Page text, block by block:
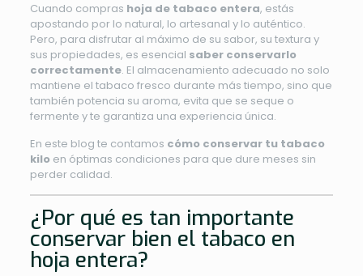
Cuando compras hoja de tabaco entera, estás
apostando por lo natural, lo artesanal y lo auténtico.
Pero, para disfrutar al máximo de su sabor, su textura y
sus propiedades, es esencial saber conservarlo
correctamente. El almacenamiento adecuado no solo
mantiene el tabaco fresco durante más tiempo, sino que
también potencia su aroma, evita que se seque o
fermente y te garantiza una experiencia única.
En este blog te contamos cómo conservar tu tabaco
kilo en óptimas condiciones para que dure meses sin
perder calidad.
¿Por qué es tan importante
conservar bien el tabaco en
hoja entera?